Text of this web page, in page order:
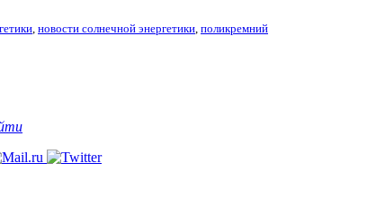
, новости солнечной энергетики, поликремний